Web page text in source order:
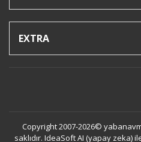
EXTRA
Copyright 2007-2026©
saklıdır. IdeaSoft AI (yapay zeka)